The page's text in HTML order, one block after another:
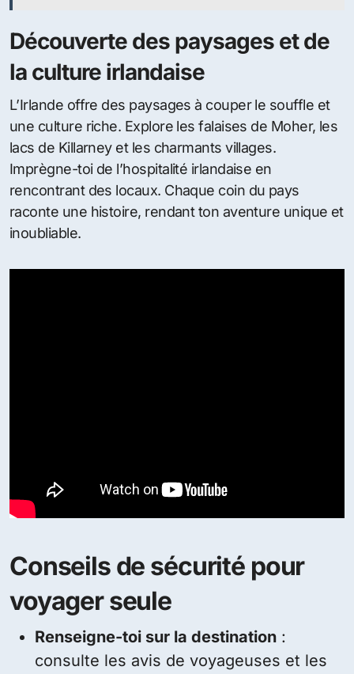
Découverte des paysages et de
la culture irlandaise
L’Irlande offre des paysages à couper le souffle et
une culture riche. Explore les falaises de Moher, les
lacs de Killarney et les charmants villages.
Imprègne-toi de l’hospitalité irlandaise en
rencontrant des locaux. Chaque coin du pays
raconte une histoire, rendant ton aventure unique et
inoubliable.
Conseils de sécurité pour
voyager seule
Renseigne-toi sur la destination :
consulte les avis de voyageuses et les